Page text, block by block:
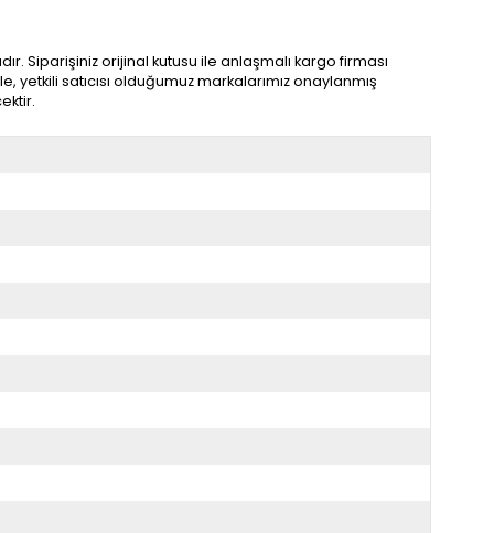
Siparişiniz orijinal kutusu ile anlaşmalı kargo firması
satıcısı olduğumuz markalarımız onaylanmış